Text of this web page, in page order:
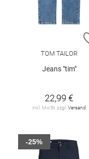
TOM TAILOR
Jeans "tim"
22,99 €
inkl. MwSt. zzgl. Versand
-25%